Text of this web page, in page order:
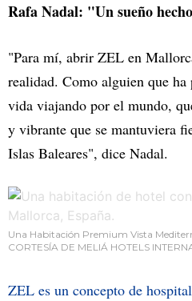
Rafa Nadal: "Un sueño
"Para mí, abrir ZEL en
realidad. Como alguien que ha
vida viajando por el mundo,
y vibrante que se mantuviera
Islas Baleares", dice Nadal.
Una Habitación Premium Vista
CORTESÍA DE MELIÁ HOTELS
ZEL es un concepto de